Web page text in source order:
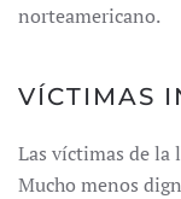
norteamericano.
VÍCTIMAS
Las víctimas de la
Mucho menos